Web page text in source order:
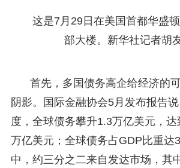
这是7月29日在美国首都华盛
部大楼。新华社记者胡
首先，多国债务高企给经济的
阴影。国际金融协会5月发布报告
度，全球债务攀升1.3万亿美元，
万亿美元；全球债务占GDP比重达
中，约三分之二来自发达市场，其